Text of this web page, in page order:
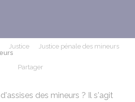
Justice
Justice pénale des mineurs
Partager
des mineurs ? Il s'agit